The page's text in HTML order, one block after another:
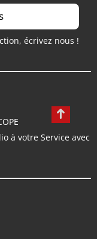
écrivez nous !
à votre Service avec